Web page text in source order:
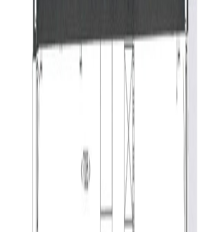
Entree complex:
De entree is gelegen naast de ingang van de
parkeerkelder. Hier vindt naast het intercomsysteem en
de brievenbussen ook de toegang tot de liften en het
trappenhuis.
Indeling appartement:
U betreedt het appartement via de hal. Deze hal heeft
toegang tot alle vertrekken van het appartement.
Woonkamer & keuken:
De ruime woonkamer is fraai afgewerkt met een
gietvloer en stucwerk op de wanden en plafonds. In het
plafond zijn op verschillende plekken spots en
koofverlichting aanwezig. De eveneens aanwezige
beamer- beugel en doek worden aan de huurder ter
beschikking gesteld (maar niet vervangen bij een
defect). Een tussenmuur maakt een verdeling tussen het
zit- en eetgedeelte. Vanuit beide ruimtes heeft u